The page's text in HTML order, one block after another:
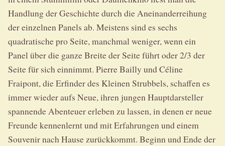
Handlung der Geschichte durch die Aneinanderreihung
der einzelnen Panels ab. Meistens sind es sechs
quadratische pro Seite, manchmal weniger, wenn ein
Panel über die ganze Breite der Seite führt oder 2/3 der
Seite für sich einnimmt. Pierre Bailly und Céline
Fraipont, die Erfinder des Kleinen Strubbels, schaffen es
immer wieder aufs Neue, ihren jungen Hauptdarsteller
spannende Abenteuer erleben zu lassen, in denen er neue
Freunde kennenlernt und mit Erfahrungen und einem
Souvenir nach Hause zurückkommt. Beginn und Ende der